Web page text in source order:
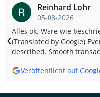
Reinhard Lohr
05-08-2026
Alles ok. Ware wie
(Translated by Google)
described. Smooth
Veröffentlicht auf
‹